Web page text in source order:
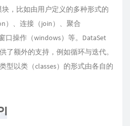
，比如由用户定义的多种形式的
）、连接（join）、聚合
口操作（windows）等。DataSet
了额外的支持，例如循环与迭代。
型以类（classes）的形式由各自的